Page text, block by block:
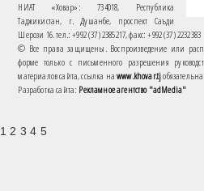
НИАТ «Ховар»: 734018, Республика
Таджикистан, г. Душанбе, проспект Саъди
Шерози 16. тел.: +992 (37) 2385217, факс: +992 (37) 2232383
© Все права защищены. Воспроизведение или
форме только с письменного разрешения
материалов сайта, ссылка наwww.khovar.tj
Разработка сайта: Рекламное агентство "adMedia"
1 2 3 4 5